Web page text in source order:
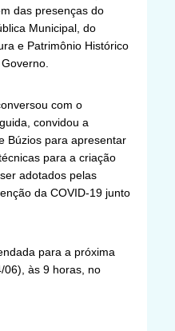
das presenças do
Municipal, do
e Patrimônio Histórico
com o
convidou a
Búzios para apresentar
para a criação
adotados pelas
da COVID-19 junto
para a próxima
06), às 9 horas, no